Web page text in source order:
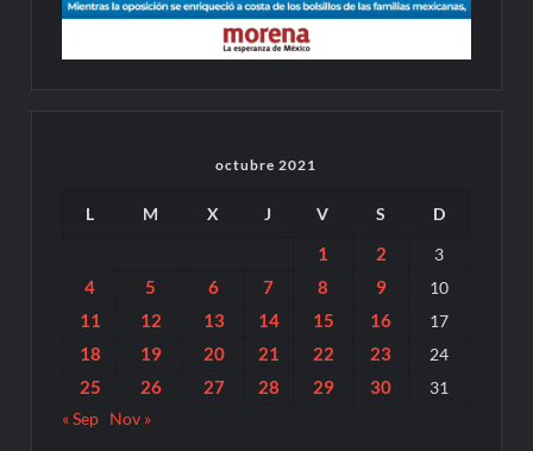
octubre 2021
L M X J V S D
1 2 3
4 5 6 7 8 9 10
11 12 13 14 15 16 17
18 19 20 21 22 23 24
25 26 27 28 29 30
31
« Sep Nov »